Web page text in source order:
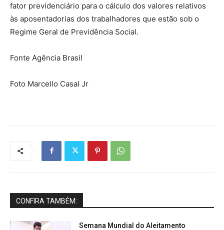
fator previdenciário para o cálculo dos valores relativos
às aposentadorias dos trabalhadores que estão sob o
Regime Geral de Previdência Social.
Fonte Agência Brasil
Foto Marcello Casal Jr
CONFIRA TAMBÉM:
Semana Mundial do Aleitamento